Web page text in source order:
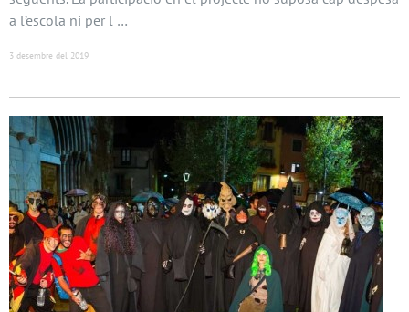
a l’escola ni per l …
3 desembre del 2019